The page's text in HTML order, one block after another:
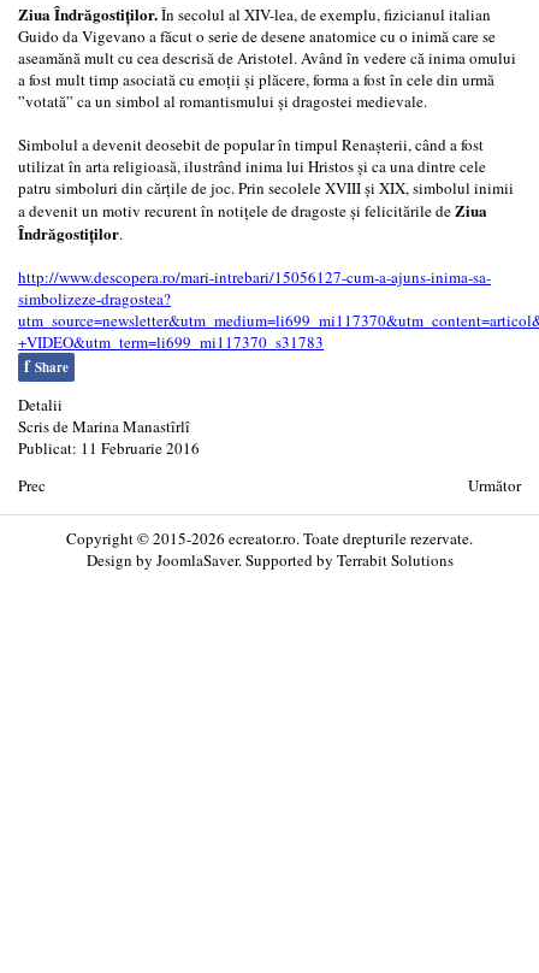
Ziua Îndrăgostiţilor.În secolul al XIV-lea, de exemplu, fizicianul italian
Guido da Vigevano a făcut o serie de desene anatomice cu o inimă care se
aseamănă mult cu cea descrisă de Aristotel. Având în vedere că inima omului
a fost mult timp asociată cu emoţii şi plăcere, forma a fost în cele din urmă
”votată” ca un simbol al romantismului şi dragostei medievale.
Simbolul a devenit deosebit de popular în timpul Renaşterii, când a fost
utilizat în arta religioasă, ilustrând inima lui Hristos şi ca una dintre cele
patru simboluri din cărţile de joc. Prin secolele XVIII şi XIX, simbolul inimii
a devenit un motiv recurent în notiţele de dragoste şi felicitările deZiua
Îndrăgostiţilor.
http://www.descopera.ro/mari-intrebari/15056127-cum-a-ajuns-inima-sa-
simbolizeze-dragostea?
+VIDEO&utm_term=li699_mi117370_s31783
f Share
Detalii
Scris deMarina Manastîrlî
Publicat: 11 Februarie 2016
Prec
Următor
Copyright © 2015-2026 ecreator.ro. Toate drepturile rezervate.
Design by JoomlaSaver. Supported by Terrabit Solutions